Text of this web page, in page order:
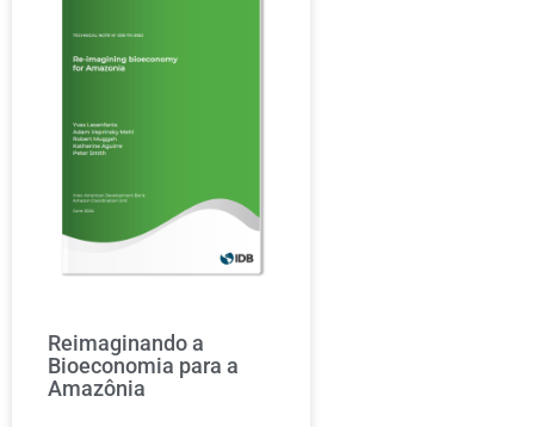
Reimaginando a
Bioeconomia para a
Amazônia